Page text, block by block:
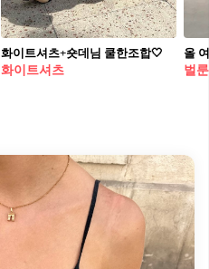
화이트셔츠+숏데님 쿨한조합🤍
화이트셔츠
벌